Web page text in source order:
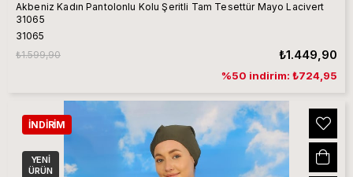
Akbeniz Kadın Pantolonlu Kolu Şeritli Tam Tesettür Mayo Lacivert
31065
31065
₺1.449,90
₺1.599,90
%50 indirim: ₺724,95
İNDIRIM
YENI
ÜRÜN